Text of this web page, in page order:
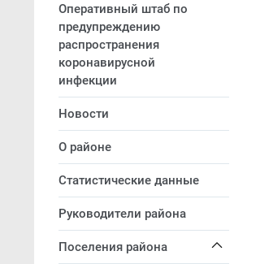
Оперативный штаб по
предупреждению
распространения
коронавирусной
инфекции
Новости
О районе
Статистические данные
Руководители района
Поселения района